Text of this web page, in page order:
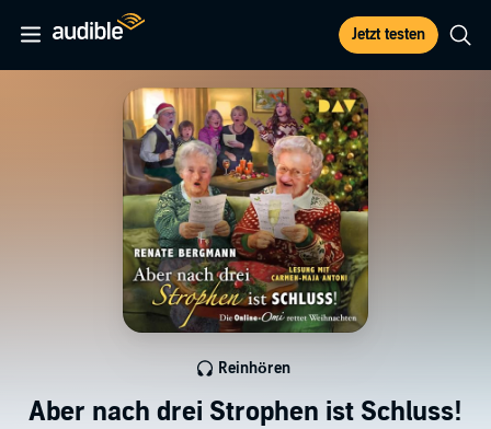
Jetzt testen
Aber nach drei Strophen ist Schluss!
Reinhören